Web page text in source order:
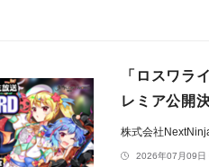
「ロスワラ
レミア公開
株式会社
2026年07月09日